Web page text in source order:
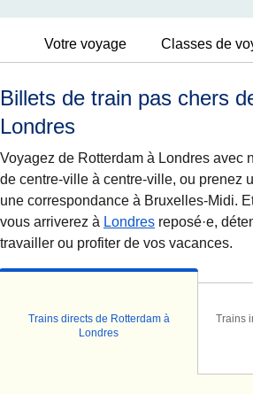
Votre voyage Classes de
Billets de train pas chers
Londres
Voyagez de Rotterdam à Londres avec
de centre-ville à centre-ville, ou prenez
une correspondance à Bruxelles-Midi.
vous arriverez à Londres reposé·e,
travailler ou profiter de vos vacances.
Trains directs de Rotterdam à
Londres
Trains